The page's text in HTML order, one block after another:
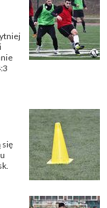
się